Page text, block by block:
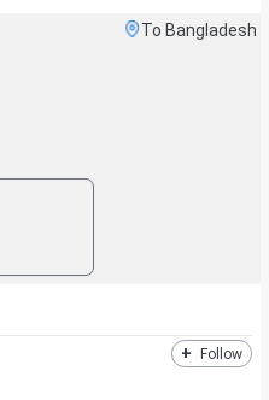
To Bangladesh
+ Follow